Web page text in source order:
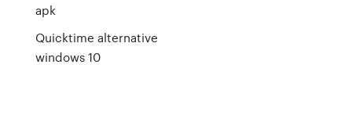
apk
Quicktime alternative
windows 10